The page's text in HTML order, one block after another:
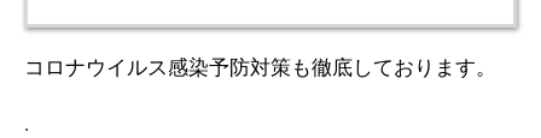
コロナウイルス感染予防対策も徹底しております。
.